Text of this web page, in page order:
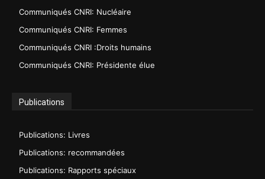
Communiqués CNRI: Nucléaire
Communiqués CNRI: Femmes
Communiqués CNRI :Droits humains
Communiqués CNRI: Présidente élue
Publications
Publications: Livres
Publications: recommandées
Publications: Rapports spéciaux